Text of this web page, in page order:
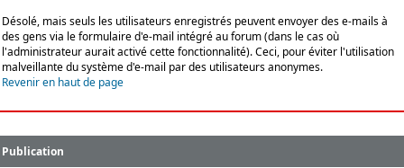
Désolé, mais seuls les utilisateurs enregistrés peuvent envoyer des e-mails à
des gens via le formulaire d'e-mail intégré au forum (dans le cas où
l'administrateur aurait activé cette fonctionnalité). Ceci, pour éviter l'utilisation
malveillante du système d'e-mail par des utilisateurs anonymes.
Revenir en haut de page
Publication